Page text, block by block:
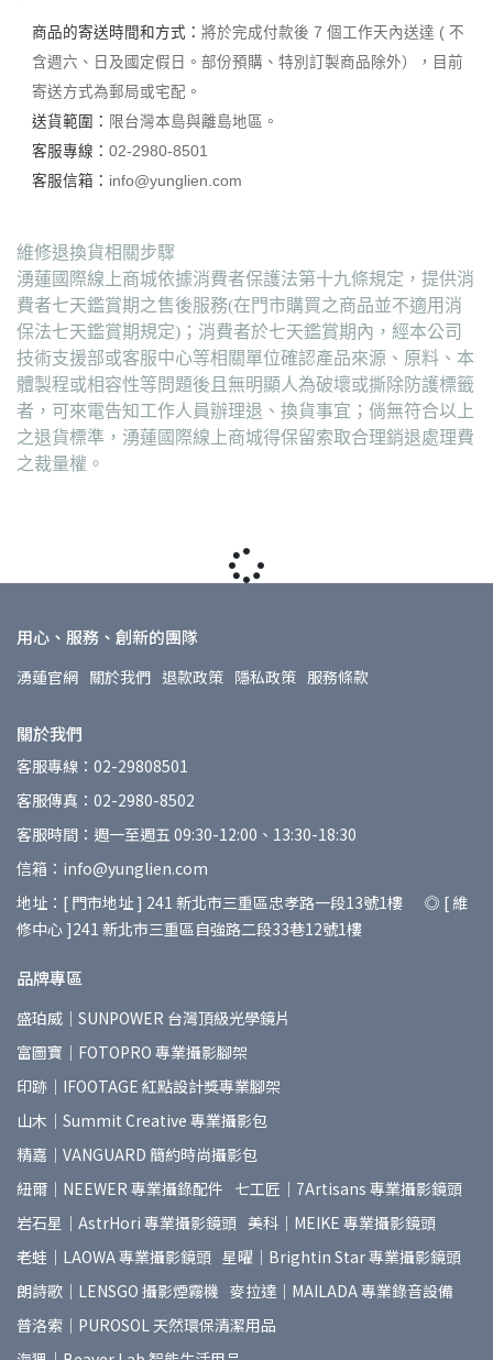
商品的寄送時間和方式： 將於完成付款後 7 個工作天內送達 ( 不
含週六、日及國定假日。部份預購、特別訂製商品除外），目前
寄送方式為郵局或宅配。
送貨範圍： 限台灣本島與離島地區。
客服專線： 02-2980-8501
客服信箱： info@yunglien.com
維修退換貨相關步驟
湧蓮國際線上商城依據消費者保護法第十九條規定，提供消
費者七天鑑賞期之售後服務(在門市購買之商品並不適用消
保法七天鑑賞期規定)；消費者於七天鑑賞期內，經本公司
技術支援部或客服中心等相關單位確認產品來源、原料、本
體製程或相容性等問題後且無明顯人為破壞或撕除防護標籤
者，可來電告知工作人員辦理退、換貨事宜；倘無符合以上
之退貨標準，湧蓮國際線上商城得保留索取合理銷退處理費
之裁量權。
用心、服務、創新的團隊
湧蓮官網 關於我們 退款政策 隱私政策 服務條款
關於我們
客服專線：02-29808501
客服傳真：02-2980-8502
客服時間：週一至週五 09:30-12:00、13:30-18:30
信箱：info@yunglien.com
地址：[ 門市地址 ] 241 新北市三重區忠孝路一段13號1樓 ◎ [ 維
修中心 ]241 新北市三重區自強路二段33巷12號1樓
品牌專區
盛珀威｜SUNPOWER 台灣頂級光學鏡片
富圖寶｜FOTOPRO 專業攝影腳架
印跡｜IFOOTAGE 紅點設計獎專業腳架
山木｜Summit Creative 專業攝影包
精嘉｜VANGUARD 簡約時尚攝影包
紐爾｜NEEWER 專業攝錄配件 七工匠｜7Artisans 專業攝影鏡頭
岩石星｜AstrHori 專業攝影鏡頭 美科｜MEIKE 專業攝影鏡頭
老蛙｜LAOWA 專業攝影鏡頭 星曜｜Brightin Star 專業攝影鏡頭
朗詩歌｜LENSGO 攝影煙霧機 麥拉達｜MAILADA 專業錄音設備
普洛索｜PUROSOL 天然環保清潔用品